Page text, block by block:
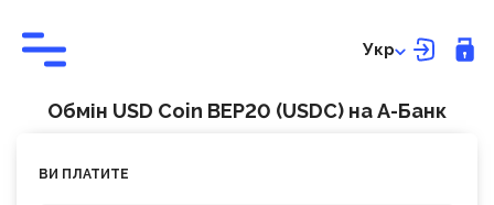
Укр
Обмін USD Coin BEP20 (USDC) на А-Банк
ВИ ПЛАТИТЕ